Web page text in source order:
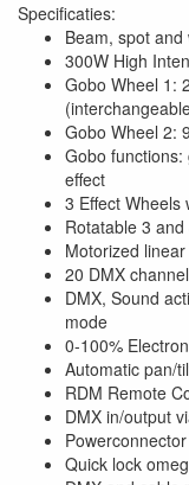
Specificaties:
Beam, spot
300W High
Gobo Wheel 1:
Gobo Wheel 2:
Gobo
effect
3 Effect Wheels
Rotatable 3
Motorized
20 DMX
DMX, Sound
mode
0-100%
Automatic pan/
RDM Remote
DMX in/output
Quick lock